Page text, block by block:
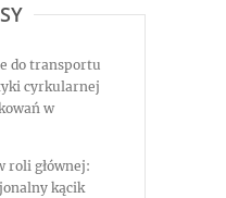
do transportu
cyrkularnej
w
roli głównej:
kącik